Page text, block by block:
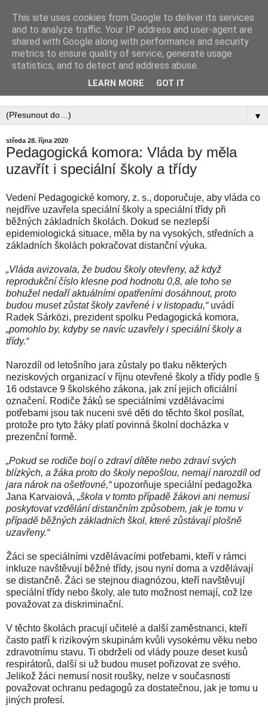
PEDAGOGICKÁ
KOMORA, ZAPSANÝ
▼
středa 28. října 2020
Pedagogická komora: Vláda by měla
uzavřít i speciální školy a třídy
Vedení Pedagogické komory, z. s., doporučuje, aby vláda co
nejdříve uzavřela speciální školy a speciální třídy při
běžných základních školách. Dokud se nezlepší
epidemiologická situace, měla by na vysokých, středních a
základních školách pokračovat distanční výuka.
„Vláda avizovala, že budou školy otevřeny, až když
reprodukční číslo klesne pod hodnotu 0,8, ale toho se
bohužel nedaří aktuálními opatřeními dosáhnout, proto
budou muset zůstat školy zavřené i v listopadu,“uvádí
Radek Sárközi, prezident spolku Pedagogická komora,
„pomohlo by, kdyby se navíc uzavřely i speciální školy a
třídy.“
Narozdíl od letošního jara zůstaly po tlaku některých
neziskových organizací v říjnu otevřené školy a třídy podle §
16 odstavce 9 školského zákona, jak zní jejich oficiální
označení. Rodiče žáků se speciálními vzdělávacími
potřebami jsou tak nuceni své děti do těchto škol posílat,
protože pro tyto žáky platí povinná školní docházka v
prezenční formě.
„Pokud se rodiče bojí o zdraví dítěte nebo zdraví svých
blízkých, a žáka proto do školy nepošlou, nemají narozdíl od
jara nárok na ošetřovné,“upozorňuje speciální pedagožka
Jana Karvaiová, „škola v tomto případě žákovi ani nemusí
poskytovat vzdělání distančním způsobem, jak je tomu v
případě běžných základních škol, které zůstávají plošně
uzavřeny.“
Žáci se speciálními vzdělávacími potřebami, kteří v rámci
inkluze navštěvují běžné třídy, jsou nyní doma a vzdělávají
se distančně. Žáci se stejnou diagnózou, kteří navštěvují
speciální třídy nebo školy, ale tuto možnost nemají, což lze
považovat za diskriminační.
V těchto školách pracují učitelé a další zaměstnanci, kteří
často patří k rizikovým skupinám kvůli vysokému věku nebo
zdravotnímu stavu. Ti obdrželi od vlády pouze deset kusů
respirátorů, další si už budou muset pořizovat ze svého.
Jelikož žáci nemusí nosit roušky, nelze v současnosti
považovat ochranu pedagogů za dostatečnou, jak je tomu u
jiných profesí.
This site uses cookies from Google to deliver its services
and to analyze traffic. Your IP address and user-agent are
shared with Google along with performance and security
metrics to ensure quality of service, generate usage
statistics, and to detect and address abuse.
LEARN MORE GOT IT